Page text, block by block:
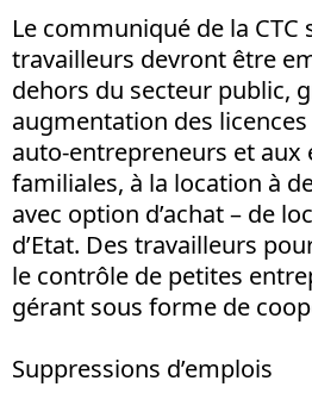
Le communiqué de la CTC
travailleurs devront être
dehors du secteur public,
augmentation des
auto-entrepreneurs et aux
familiales, à la location à
avec option d’achat – de
d’Etat. Des travailleurs
le contrôle de petites
gérant sous forme de
Suppressions d’emplois